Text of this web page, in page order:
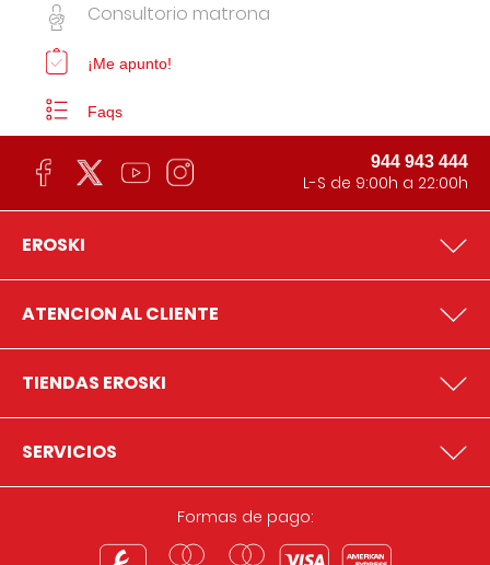
Consultorio matrona
¡Me apunto!
Faqs
944 943 444
L-S de 9:00h a 22:00h
EROSKI
ATENCION AL CLIENTE
TIENDAS EROSKI
SERVICIOS
Formas de pago: